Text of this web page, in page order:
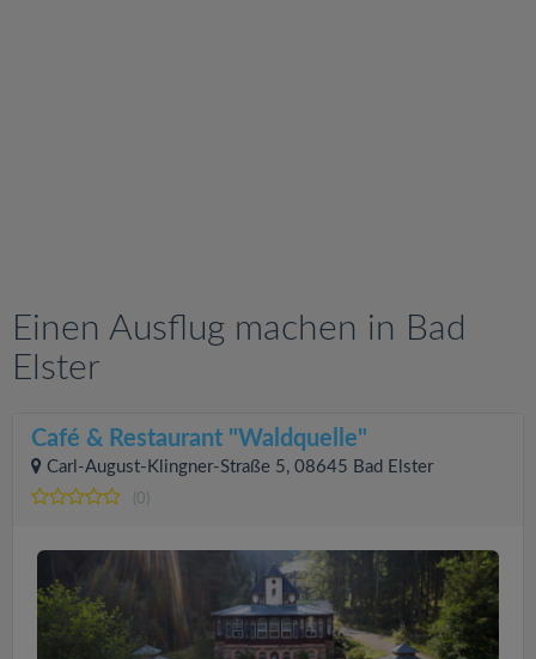
Einen Ausflug machen in Bad
Elster
Café & Restaurant "Waldquelle"
Carl-August-Klingner-Straße 5, 08645 Bad Elster
(0)